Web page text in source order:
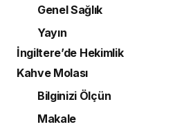
Genel Sağlık
Yayın
İngiltere’de Hekimlik
Kahve Molası
Bilginizi Ölçün
Makale